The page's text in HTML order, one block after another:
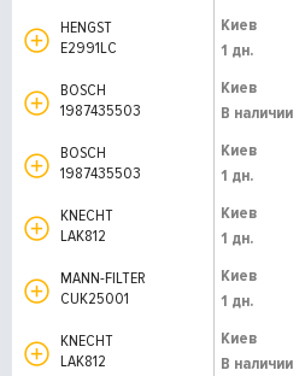
HENGST
E2991LC
Киев
1 дн.
BOSCH
1987435503
Киев
В наличии
BOSCH
1987435503
Киев
1 дн.
KNECHT
LAK812
Киев
1 дн.
MANN-FILTER
CUK25001
Киев
1 дн.
KNECHT
LAK812
Киев
В наличии